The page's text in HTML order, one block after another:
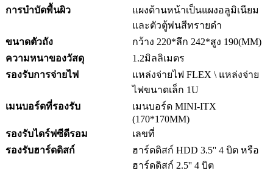
การบำบัดพื้นผิว
แผงด้านหน้าเป็นแผงอลูมิเนียม
และตัวตู้พ่นสีทรายดำ
ขนาดตัวถัง
กว้าง 220*ลึก 242*สูง 190(MM)
ความหนาของวัสดุ
1.2มิลลิเมตร
รองรับการจ่ายไฟ
แหล่งจ่ายไฟ FLEX \ แหล่งจ่าย
ไฟขนาดเล็ก 1U
เมนบอร์ดที่รองรับ
เมนบอร์ด MINI-ITX
(170*170MM)
รองรับไดร์ฟซีดีรอม
เลขที่
รองรับฮาร์ดดิสก์
ฮาร์ดดิสก์ HDD 3.5'' 4 บิต หรือ
ฮาร์ดดิสก์ 2.5'' 4 บิต